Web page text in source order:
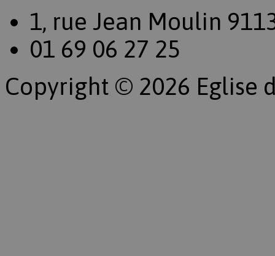
1, rue Jean Moulin
01 69 06 27 25
Copyright © 2026 Eglise